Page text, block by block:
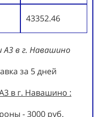
43352.46
А3 в г. Навашино
за 5 дней
в г. Навашино :
- 3000 руб.